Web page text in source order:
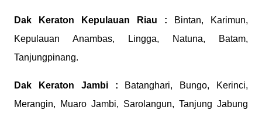
Dak Keraton Kepulauan Riau : Bintan, Karimun,
Kepulauan Anambas, Lingga, Natuna, Batam,
Tanjungpinang.
Dak Keraton Jambi : Batanghari, Bungo, Kerinci,
Merangin, Muaro Jambi, Sarolangun, Tanjung Jabung